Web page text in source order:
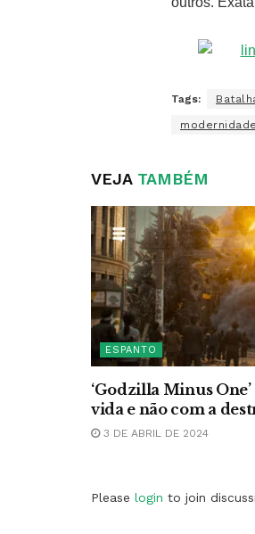
Tags:
VEJATAMBÉM
ESPANTO
‘Godzilla Minus
vida e não com a
3 DE ABRIL DE 2024
Please login to join